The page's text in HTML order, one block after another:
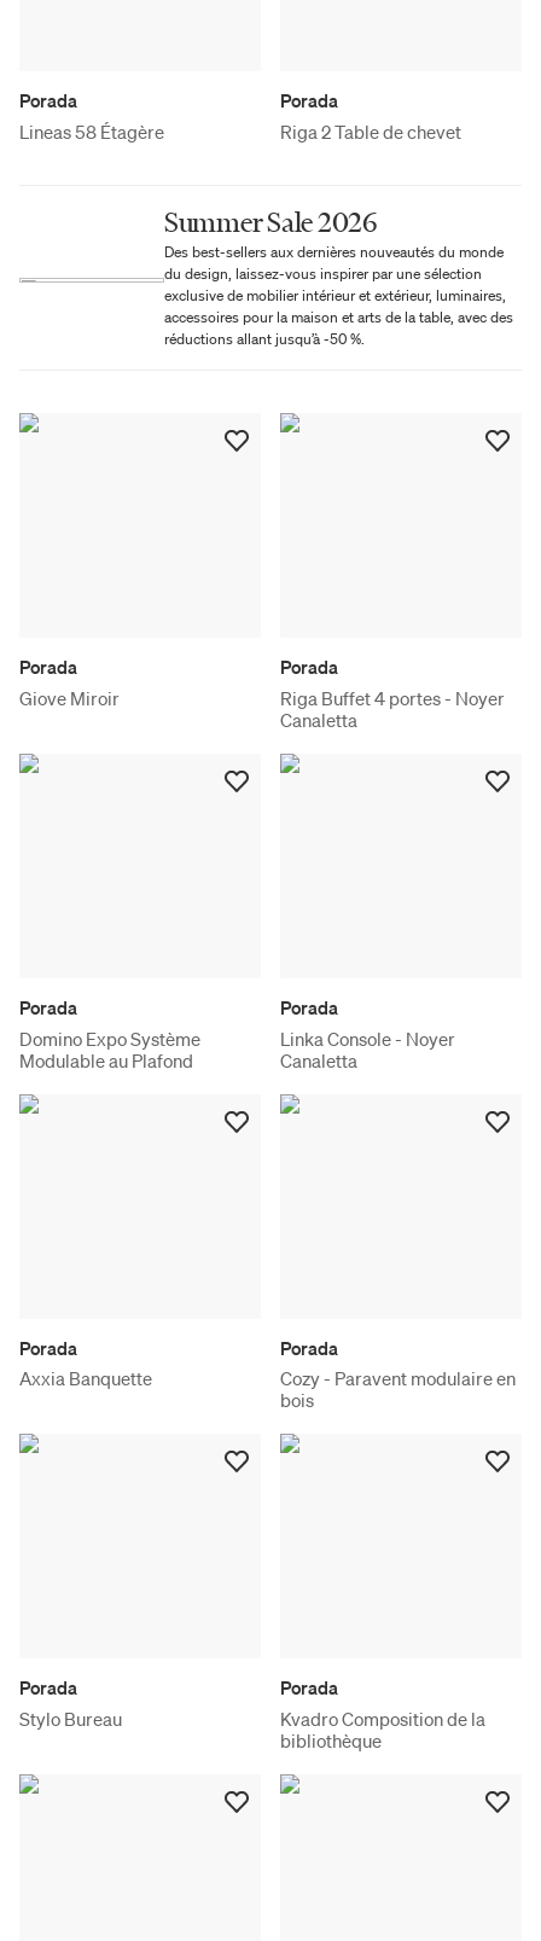
Porada
Lineas 58 Étagère
Porada
Riga 2 Table de chevet
Summer Sale 2026
Des best-sellers aux dernières nouveautés du monde
du design, laissez-vous inspirer par une sélection
exclusive de mobilier intérieur et extérieur, luminaires,
accessoires pour la maison et arts de la table, avec des
réductions allant jusqu’à -50 %.
Porada
Giove Miroir
Porada
Riga Buffet 4 portes - Noyer
Canaletta
Porada
Domino Expo Système
Modulable au Plafond
Porada
Linka Console - Noyer
Canaletta
Porada
Axxia Banquette
Porada
Cozy - Paravent modulaire en
bois
Porada
Stylo Bureau
Porada
Kvadro Composition de la
bibliothèque